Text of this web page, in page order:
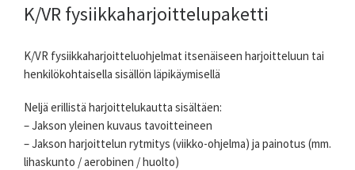
K/VR fysiikkaharjoittelupaketti
K/VR fysiikkaharjoitteluohjelmat itsenäiseen harjoitteluun tai
henkilökohtaisella sisällön läpikäymisellä
Neljä erillistä harjoittelukautta sisältäen:
– Jakson yleinen kuvaus tavoitteineen
– Jakson harjoittelun rytmitys (viikko-ohjelma) ja painotus (mm.
lihaskunto / aerobinen / huolto)